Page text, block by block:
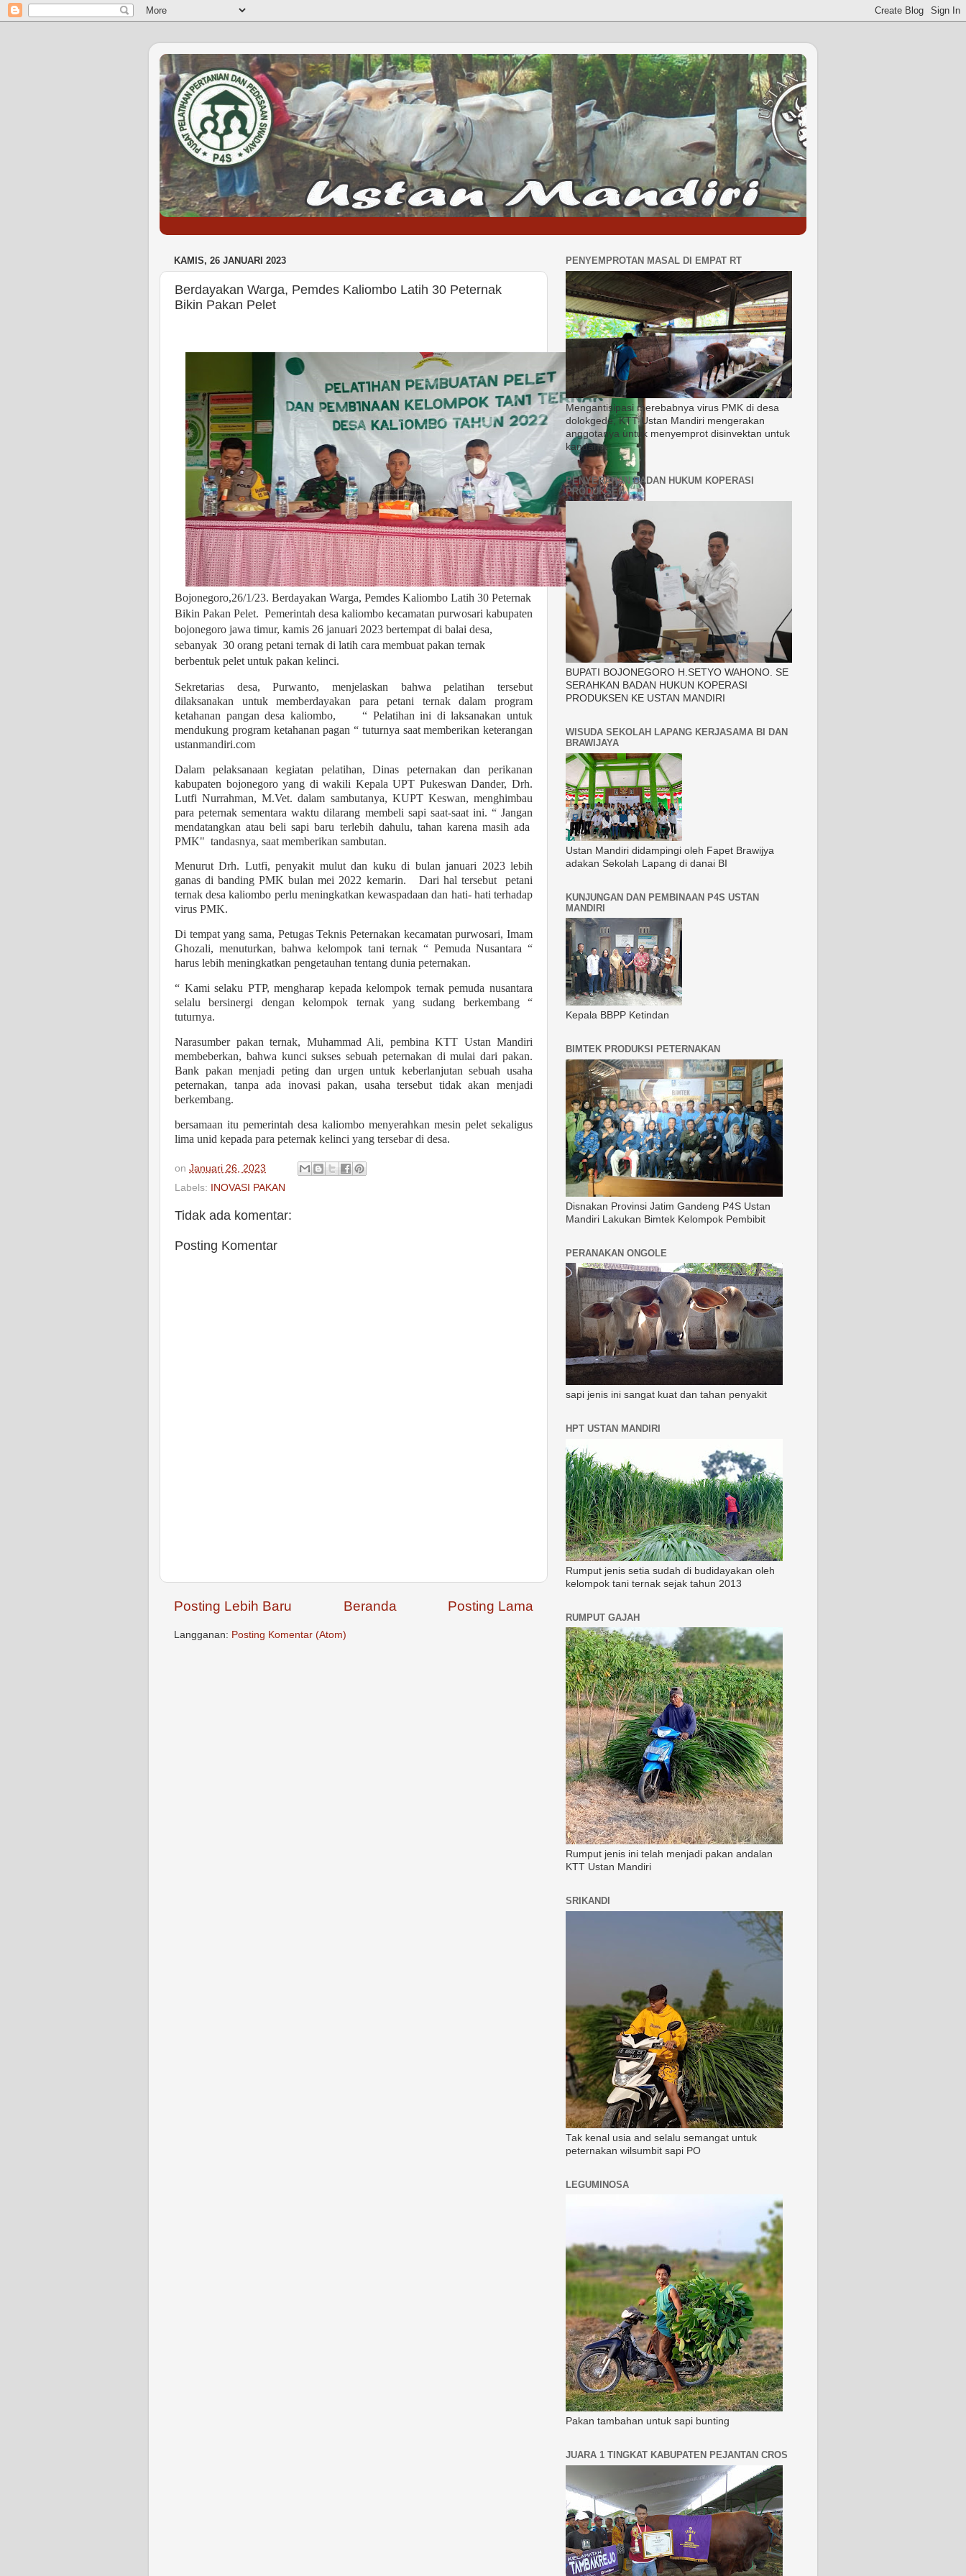
KAMIS, 26 JANUARI 2023
Berdayakan Warga, Pemdes Kaliombo Latih 30 Peternak
Bikin Pakan Pelet
Bojonegoro,26/1/23. Berdayakan Warga, Pemdes Kaliombo Latih 30 Peternak
Bikin Pakan Pelet. Pemerintah desa kaliombo kecamatan purwosari kabupaten
bojonegoro jawa timur, kamis 26 januari 2023 bertempat di balai desa,
sebanyak 30 orang petani ternak di latih cara membuat pakan ternak
berbentuk pelet untuk pakan kelinci.
Sekretarias desa, Purwanto, menjelaskan bahwa pelatihan tersebut
dilaksanakan untuk memberdayakan para petani ternak dalam program
ketahanan pangan desa kaliombo,
“ Pelatihan ini di laksanakan untuk
mendukung program ketahanan pagan “ tuturnya saat memberikan keterangan
ustanmandiri.com
Dalam pelaksanaan kegiatan pelatihan, Dinas peternakan dan perikanan
kabupaten bojonegoro yang di wakili Kepala UPT Pukeswan Dander, Drh.
Lutfi Nurrahman, M.Vet. dalam sambutanya, KUPT Keswan, menghimbau
para peternak sementara waktu dilarang membeli sapi saat-saat ini. “ Jangan
mendatangkan atau beli sapi baru terlebih dahulu, tahan karena masih ada
PMK" tandasnya, saat memberikan sambutan.
Menurut Drh. Lutfi, penyakit mulut dan kuku di bulan januari 2023 lebih
ganas di banding PMK bulan mei 2022 kemarin. Dari hal tersebut petani
ternak desa kaliombo perlu meningkatkan kewaspadaan dan hati- hati terhadap
virus PMK.
Di tempat yang sama, Petugas Teknis Peternakan kecamatan purwosari, Imam
Ghozali, menuturkan, bahwa kelompok tani ternak “ Pemuda Nusantara “
harus lebih meningkatkan pengetauhan tentang dunia peternakan.
“ Kami selaku PTP, mengharap kepada kelompok ternak pemuda nusantara
selalu bersinergi dengan kelompok ternak yang sudang berkembang “
tuturnya.
Narasumber pakan ternak, Muhammad Ali, pembina KTT Ustan Mandiri
membeberkan, bahwa kunci sukses sebuah peternakan di mulai dari pakan.
Bank pakan menjadi peting dan urgen untuk keberlanjutan sebuah usaha
peternakan, tanpa ada inovasi pakan, usaha tersebut tidak akan menjadi
berkembang.
bersamaan itu pemerintah desa kaliombo menyerahkan mesin pelet sekaligus
lima unid kepada para peternak kelinci yang tersebar di desa.
on Januari 26, 2023
Labels:
INOVASI PAKAN
Tidak ada komentar:
Posting Komentar
Posting Lebih Baru Posting Lama
Beranda
Langganan: Posting Komentar (Atom)
PENYEMPROTAN MASAL DI EMPAT RT
Mengantisipasi merebabnya virus PMK di desa
dolokgede, KTT Ustan Mandiri mengerakan
anggotanya untuk menyemprot disinvektan untuk
kandang.
PENYERAHAN BADAN HUKUM KOPERASI
PRODUKSEN
BUPATI BOJONEGORO H.SETYO WAHONO. SE
SERAHKAN BADAN HUKUN KOPERASI
PRODUKSEN KE USTAN MANDIRI
WISUDA SEKOLAH LAPANG KERJASAMA BI DAN
BRAWIJAYA
Ustan Mandiri didampingi oleh Fapet Brawijya
adakan Sekolah Lapang di danai BI
KUNJUNGAN DAN PEMBINAAN P4S USTAN
MANDIRI
Kepala BBPP Ketindan
BIMTEK PRODUKSI PETERNAKAN
Disnakan Provinsi Jatim Gandeng P4S Ustan
Mandiri Lakukan Bimtek Kelompok Pembibit
PERANAKAN ONGOLE
sapi jenis ini sangat kuat dan tahan penyakit
HPT USTAN MANDIRI
Rumput jenis setia sudah di budidayakan oleh
kelompok tani ternak sejak tahun 2013
RUMPUT GAJAH
Rumput jenis ini telah menjadi pakan andalan
KTT Ustan Mandiri
SRIKANDI
Tak kenal usia and selalu semangat untuk
peternakan wilsumbit sapi PO
LEGUMINOSA
Pakan tambahan untuk sapi bunting
JUARA 1 TINGKAT KABUPATEN PEJANTAN CROS